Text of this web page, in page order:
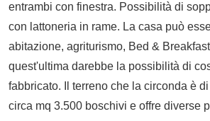
entrambi con finestra. Possibilità di
con lattoneria in rame. La casa può
abitazione, agriturismo, Bed &
quest'ultima darebbe la possibilità di
fabbricato. Il terreno che la circonda è
circa mq 3.500 boschivi e offre diverse